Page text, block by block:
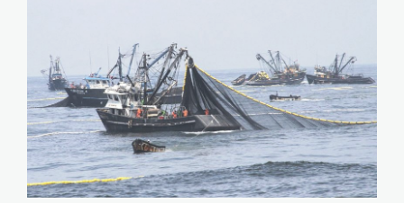
pesca_Andina